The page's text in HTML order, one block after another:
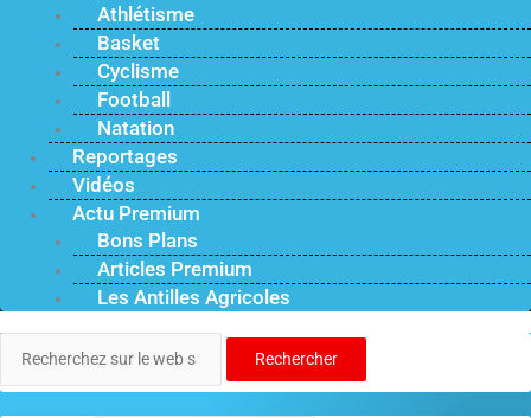
Athlétisme
Basket
Cyclisme
Football
Natation
Reportages
Vidéos
Actu Premium
Bons Plans
Articles Premium
Les Antilles Agricoles
Rechercher